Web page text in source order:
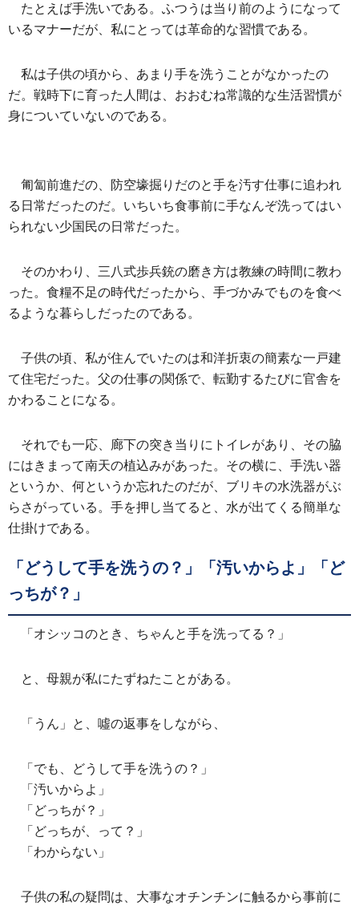
たとえば手洗いである。ふつうは当り前のようになって
いるマナーだが、私にとっては革命的な習慣である。
私は子供の頃から、あまり手を洗うことがなかったの
だ。戦時下に育った人間は、おおむね常識的な生活習慣が
身についていないのである。
匍匐前進だの、防空壕掘りだのと手を汚す仕事に追われ
る日常だったのだ。いちいち食事前に手なんぞ洗ってはい
られない少国民の日常だった。
そのかわり、三八式歩兵銃の磨き方は教練の時間に教わ
った。食糧不足の時代だったから、手づかみでものを食べ
るような暮らしだったのである。
子供の頃、私が住んでいたのは和洋折衷の簡素な一戸建
て住宅だった。父の仕事の関係で、転勤するたびに官舎を
かわることになる。
それでも一応、廊下の突き当りにトイレがあり、その脇
にはきまって南天の植込みがあった。その横に、手洗い器
というか、何というか忘れたのだが、ブリキの水洗器がぶ
らさがっている。手を押し当てると、水が出てくる簡単な
仕掛けである。
「どうして手を洗うの？」「汚いからよ」「ど
っちが？」
「オシッコのとき、ちゃんと手を洗ってる？」
と、母親が私にたずねたことがある。
「うん」と、噓の返事をしながら、
「でも、どうして手を洗うの？」
「汚いからよ」
「どっちが？」
「どっちが、って？」
「わからない」
子供の私の疑問は、大事なオチンチンに触るから事前に